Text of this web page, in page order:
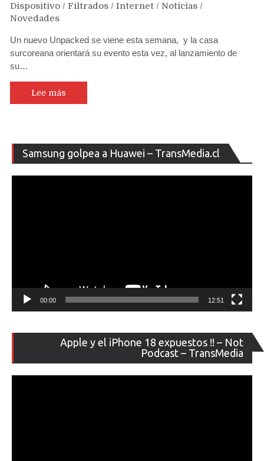
Dispositivo / Filtrados / Internet / Noticias /
Novedades
Un nuevo Unpacked se viene esta semana, y la casa
surcoreana orientará su evento esta vez, al lanzamiento de
su…
Lee más
Samsung golpea a Huawei – TransMedia.cl
de
00:00 12:51
Apple y el iPhone 18 expuestos !! – Not
Podcast – TransMedia
de